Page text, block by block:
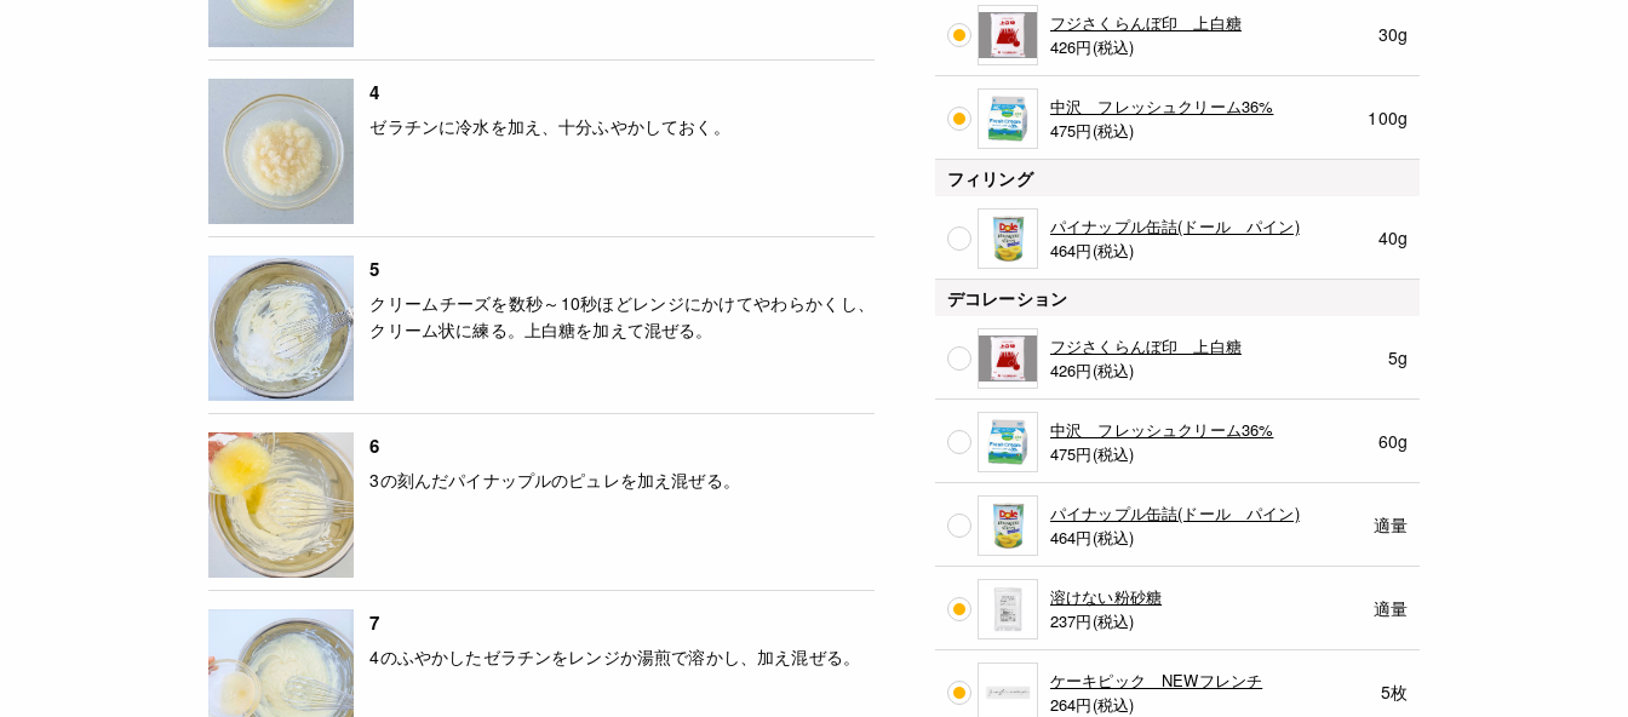
フジさくらんぼ印 上白糖
426円(税込)
30g
中沢 フレッシュクリーム36%
475円(税込)
100g
フィリング
パイナップル缶詰(ドール パイン)
464円(税込)
40g
デコレーション
フジさくらんぼ印 上白糖
426円(税込)
5g
中沢 フレッシュクリーム36%
475円(税込)
60g
パイナップル缶詰(ドール パイン)
464円(税込)
適量
溶けない粉砂糖
237円(税込)
適量
ケーキピック NEWフレンチ
264円(税込)
5枚
4
ゼラチンに冷水を加え、十分ふやかしておく。
5
クリームチーズを数秒～10秒ほどレンジにかけてやわらかくし、
クリーム状に練る。上白糖を加えて混ぜる。
6
3の刻んだパイナップルのピュレを加え混ぜる。
7
4のふやかしたゼラチンをレンジか湯煎で溶かし、加え混ぜる。